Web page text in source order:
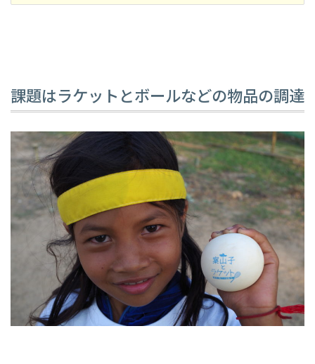
課題はラケットとボールなどの物品の調達